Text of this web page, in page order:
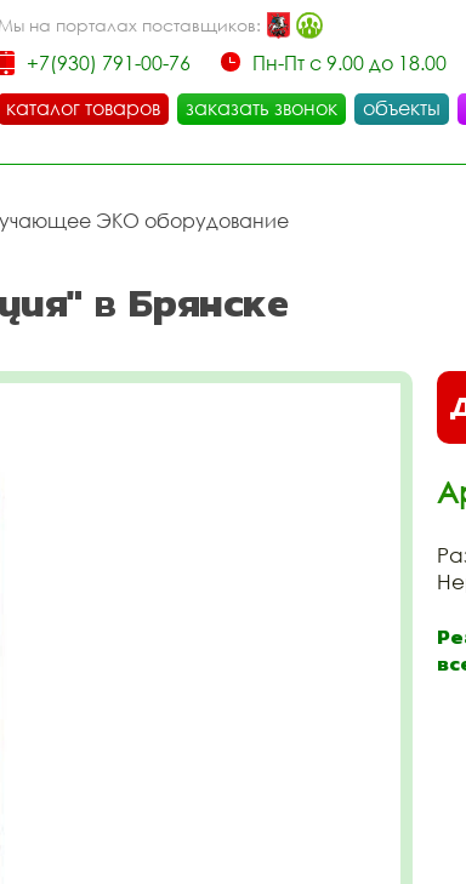
Мы на порталах поставщиков:
+7(930) 791-00-76
Пн-Пт с 9.00 до 18.00
каталог товаров
заказать звонок объекты
ЭКО оборудование
в Брянске